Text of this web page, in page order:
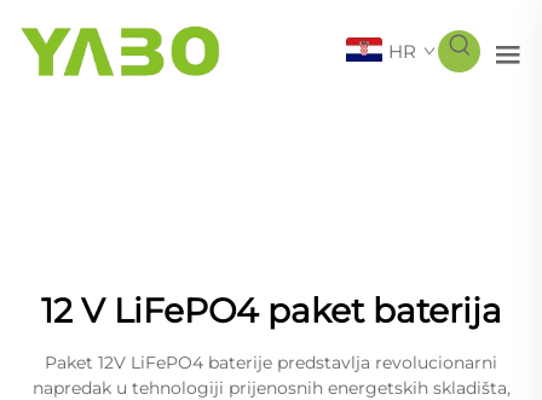
HR
12 V LiFePO4 paket baterija
Paket 12V LiFePO4 baterije predstavlja revolucionarni
napredak u tehnologiji prijenosnih energetskih skladišta,